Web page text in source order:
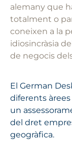
alemany que
totalment o
coneixen a la
idiosincràsia
de negocis
El German
diferents
un
del dret
geogràfica.